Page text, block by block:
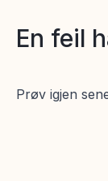
En feil
Prøv igjen